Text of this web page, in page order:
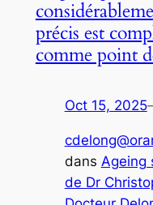
précis est
comme point
Oct 15, 2025
dans Ageing
de Dr